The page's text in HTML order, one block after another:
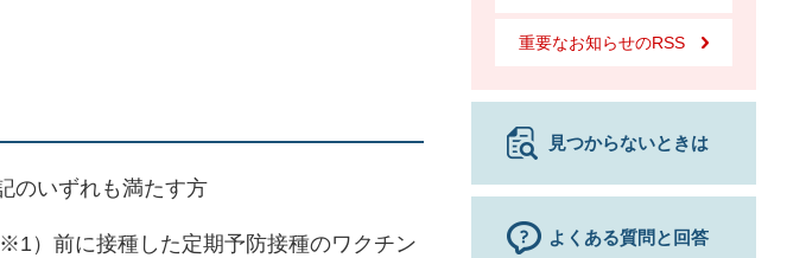
のいずれも満たす方
）前に接種した定期予防接種のワクチン
重要なお知らせのRSS
見つからないときは
よくある質問と回答